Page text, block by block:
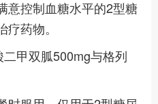
意控制血糖水平的2型糖
药物。
甲双胍500mg与格列